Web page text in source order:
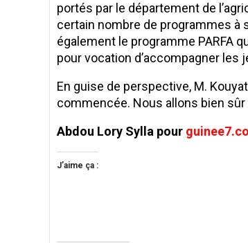
portés par le département de
certain nombre de programmes à
également le programme PARFA
pour vocation d’accompagner les
En guise de perspective, M.
commencée. Nous allons bien sûr
Abdou Lory Sylla pour
J’aime ça :